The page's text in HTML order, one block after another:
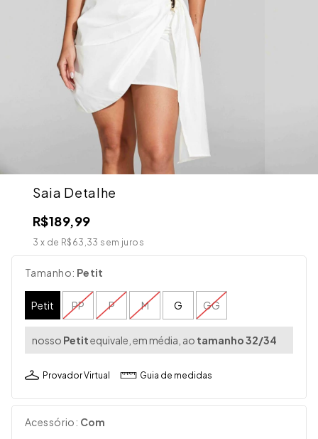
Saia Detalhe
R$189,99
3 x de R$63,33 sem juros
Tamanho: Petit
Petit PP P M G GG
nosso Petitequivale, em média, ao tamanho 32/34
Provador Virtual Guia de medidas
Acessório: Com